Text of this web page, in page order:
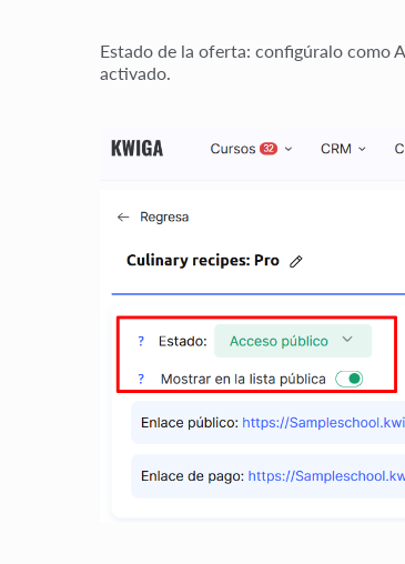
Estado de la oferta: configúralo como
activado.